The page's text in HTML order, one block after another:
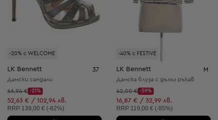
-20% с WELCOME
LK Bennett 37
Дамски сандали
Начална цена:
66,94 €
Discount Price:
-21%
Намалена цена:
52,63 € / 102,94 лв.
Препоръчителна цена:
RRP 139,00 € (-62%)
-40% с FESTIVE
LK Bennett M
Дамска блуза с дълъг ръкав
Начална цена:
42,00 €
Discount Price:
-59%
Намалена цена:
16,87 € / 32,99 лв.
Препоръчителна цена:
RRP 119,00 € (-85%)